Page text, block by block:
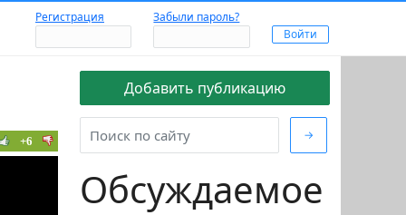
Регистрация Забыли пароль?
Добавить публикацию
→
Обсуждаемое
+6